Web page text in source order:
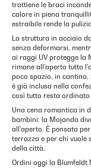
trattiene le braci
calore in piena
estraibile rende la
La struttura in acciaio
senza deformarsi,
ai raggi UV protegge la
rimane all'aperto tutto
poco spazio, in
è già inclusa nella
così tutto resta
Una cena romantica in
bambini: la Mojanda
all'aperto. È pensata
terrazza e per chi vuole
della città.
Ordini oggi la Blumfeldt